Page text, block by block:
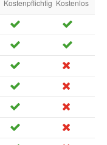
Kostenpflichtig Kostenlos